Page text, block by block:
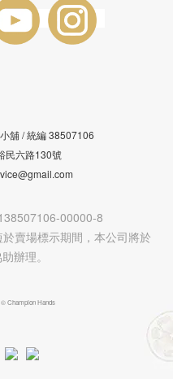
舖 /統編38507106
民六路130號
00000-8
賣場標示期間，本公司將於
辦理。
Champion Hands